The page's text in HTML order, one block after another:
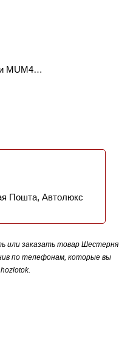
MUM4…
Пошта, Автолюкс
или заказать товар Шестерня
по телефонам, которые вы